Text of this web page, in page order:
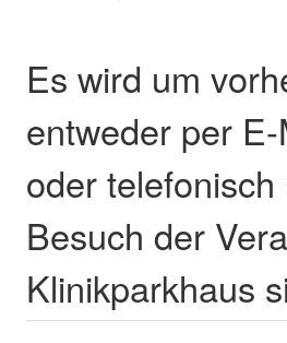
Es wird um
entweder per
oder
Besuch der
Klinikparkhaus